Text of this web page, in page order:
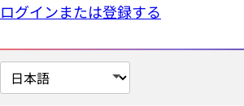
ログインまたは登録する
ペ
ー